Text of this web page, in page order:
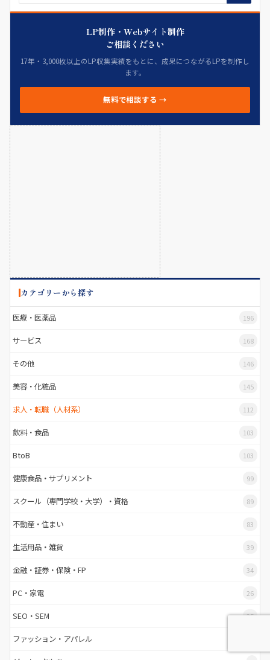
LP制作・Webサイト制作
ご相談ください
17年・3,000枚以上のLP収集実績をもとに、成果につながるLPを制作し
ます。
無料で相談する →
カテゴリーから探す
医療・医薬品 196
サービス 168
その他 146
美容・化粧品 145
求人・転職（人材系） 112
飲料・食品 103
BtoB 103
健康食品・サプリメント 99
スクール（専門学校・大学）・資格 89
不動産・住まい 83
生活用品・雑貨 39
金融・証券・保険・FP 34
PC・家電 26
SEO・SEM 25
ファッション・アパレル